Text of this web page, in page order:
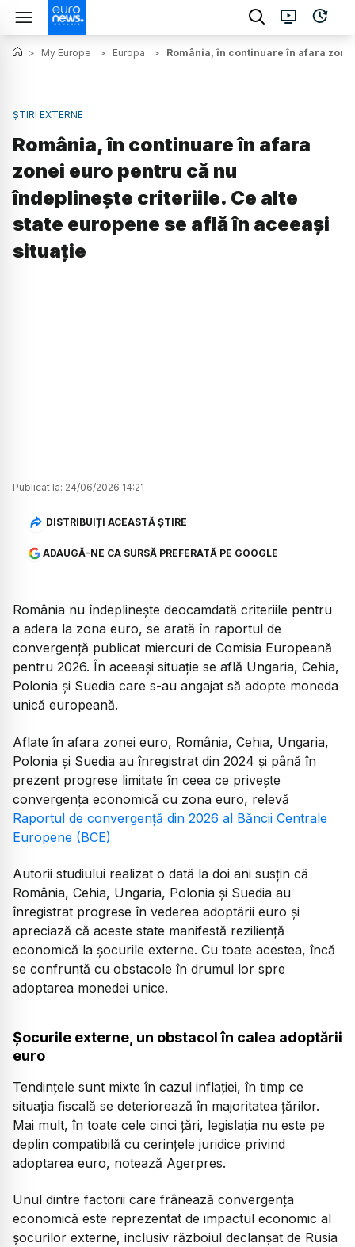
> My Europe > Europa > România, în continuare în afara
ȘTIRI EXTERNE
România, în continuare în afara
zonei euro pentru că nu
îndeplinește criteriile. Ce alte
state europene se află în aceeași
situație
Publicat la: 24/06/2026 14:21
DISTRIBUIȚI ACEASTĂ ȘTIRE
ADAUGĂ-NE CA SURSĂ PREFERATĂ PE GOOGLE
România nu îndeplinește deocamdată criteriile pentru
a adera la zona euro, se arată în raportul de
convergență publicat miercuri de Comisia Europeană
pentru 2026. În aceeași situație se află Ungaria, Cehia,
Polonia și Suedia care s-au angajat să adopte moneda
unică europeană.
Aflate în afara zonei euro, România, Cehia, Ungaria,
Polonia și Suedia au înregistrat din 2024 și până în
prezent progrese limitate în ceea ce privește
convergența economică cu zona euro, relevă
Raportul de convergență din 2026 al Băncii Centrale
Europene (BCE)
Autorii studiului realizat o dată la doi ani susțin că
România, Cehia, Ungaria, Polonia și Suedia au
înregistrat progrese în vederea adoptării euro și
apreciază că aceste state manifestă reziliență
economică la șocurile externe. Cu toate acestea, încă
se confruntă cu obstacole în drumul lor spre
adoptarea monedei unice.
Șocurile externe, un obstacol în calea adoptării
euro
Tendințele sunt mixte în cazul inflației, în timp ce
situația fiscală se deteriorează în majoritatea țărilor.
Mai mult, în toate cele cinci țări, legislația nu este pe
deplin compatibilă cu cerințele juridice privind
adoptarea euro, notează Agerpres.
Unul dintre factorii care frânează convergența
economică este reprezentat de impactul economic al
șocurilor externe, inclusiv războiul declanșat de Rusia